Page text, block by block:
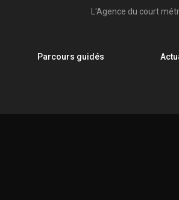
L'Agence du court
Parcours guidés